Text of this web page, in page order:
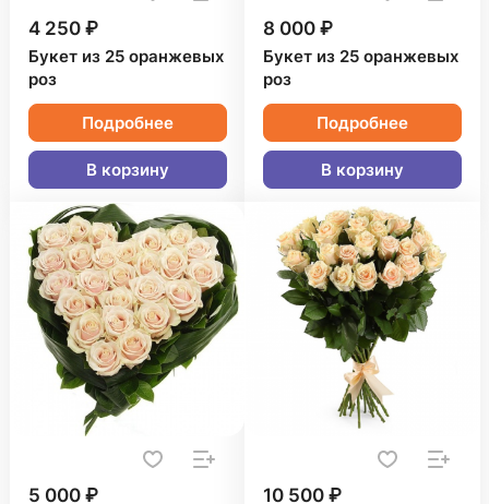
4 250 ₽
Букет из 25 оранжевых
роз
Подробнее
В корзину
8 000 ₽
Букет из 25 оранжевых
роз
Подробнее
В корзину
5 000 ₽ 10 500 ₽